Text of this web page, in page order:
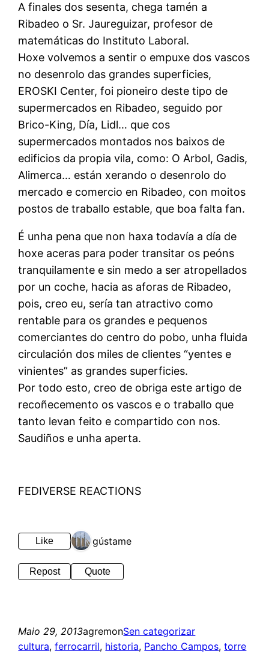
A finales dos sesenta, chega tamén a
Ribadeo o Sr. Jaureguizar, profesor de
matemáticas do Instituto Laboral.
Hoxe volvemos a sentir o empuxe dos vascos
no desenrolo das grandes superficies,
EROSKI Center, foi pioneiro deste tipo de
supermercados en Ribadeo, seguido por
Brico-King, Día, Lidl… que cos
supermercados montados nos baixos de
edificios da propia vila, como: O Arbol, Gadis,
Alimerca… están xerando o desenrolo do
mercado e comercio en Ribadeo, con moitos
postos de traballo estable, que boa falta fan.
É unha pena que non haxa todavía a día de
hoxe aceras para poder transitar os peóns
tranquilamente e sin medo a ser atropellados
por un coche, hacia as aforas de Ribadeo,
pois, creo eu, sería tan atractivo como
rentable para os grandes e pequenos
comerciantes do centro do pobo, unha fluida
circulación dos miles de clientes “yentes e
vinientes” as grandes superficies.
Por todo esto, creo de obriga este artigo de
recoñecemento os vascos e o traballo que
tanto levan feito e compartido con nos.
Saudiños e unha aperta.
FEDIVERSE REACTIONS
Like 1 gústame
Repost Quote
Maio 29, 2013agremonSen categorizar
cultura, ferrocarril, historia, Pancho Campos, torre